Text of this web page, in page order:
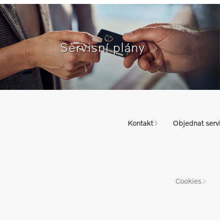
Servisní plány
Kontakt Objednat
Cookies